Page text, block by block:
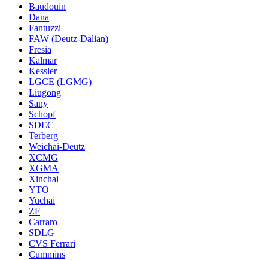
Baudouin
Dana
Fantuzzi
FAW (Deutz-Dalian)
Fresia
Kalmar
Kessler
LGCE (LGMG)
Liugong
Sany
Schopf
SDEC
Terberg
Weichai-Deutz
XCMG
XGMA
Xinchai
YTO
Yuchai
ZF
Carraro
SDLG
CVS Ferrari
Cummins